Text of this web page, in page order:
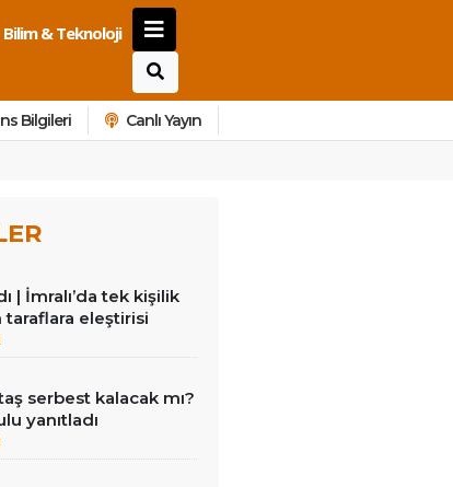
Bilim & Teknoloji
Bilgileri Canlı Yayın
| İmralı’da tek kişilik
taraflara eleştirisi
serbest kalacak mı?
yanıtladı